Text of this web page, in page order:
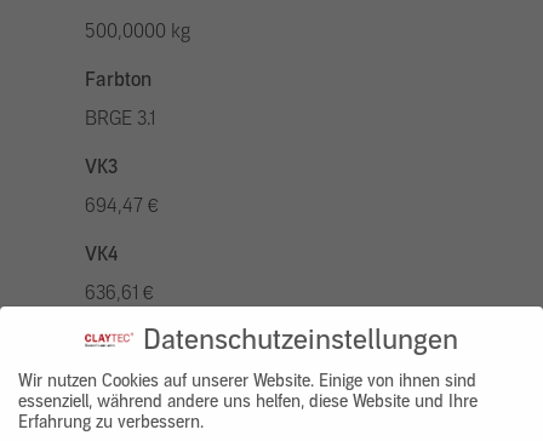
500,0000 kg
Farbton
BRGE 3.1
VK3
694,47 €
VK4
636,61 €
VK5
810,22 €
VK7
Datenschutzeinstellungen
Wir nutzen Cookies auf unserer Website. Einige von ihnen sind
essenziell, während andere uns helfen, diese Website und Ihre
Erfahrung zu verbessern.